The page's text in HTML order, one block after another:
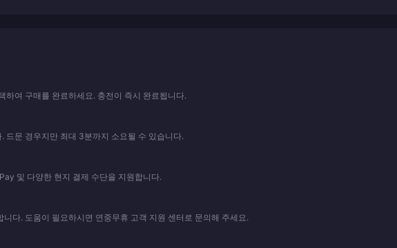
하여 구매를 완료하세요. 충전이 즉시 완료됩니다.
드문 경우지만 최대 3분까지 소요될 수 있습니다.
및 다양한 현지 결제 수단을 지원합니다.
다. 도움이 필요하시면 연중무휴 고객 지원 센터로 문의해 주세요.